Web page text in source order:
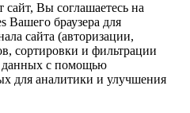
сайт, Вы соглашаетесь на
Вашего браузера для
сайта (авторизации,
сортировки и фильтрации
данных с помощью
для аналитики и улучшения